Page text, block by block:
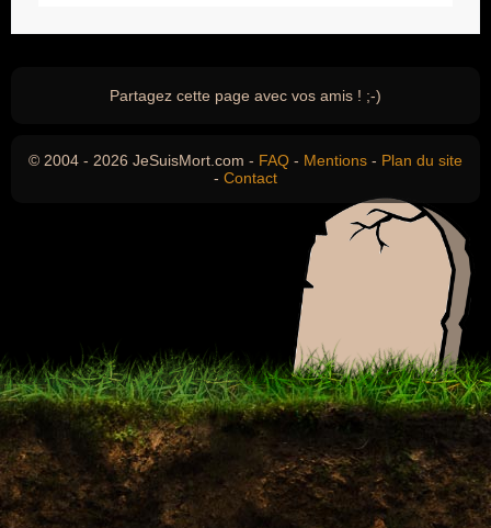
Partagez cette page avec vos amis ! ;-)
© 2004 - 2026 JeSuisMort.com - FAQ - Mentions - Plan du site
- Contact